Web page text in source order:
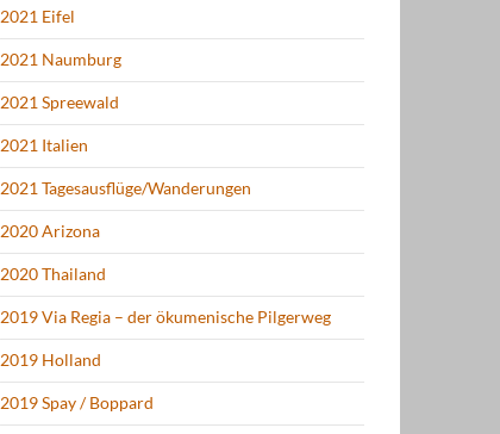
2021 Eifel
2021 Naumburg
2021 Spreewald
2021 Italien
2021 Tagesausflüge/Wanderungen
2020 Arizona
2020 Thailand
2019 Via Regia – der ökumenische Pilgerweg
2019 Holland
2019 Spay / Boppard